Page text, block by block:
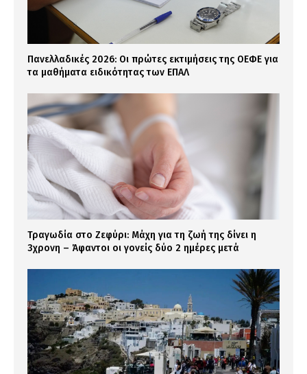
Πανελλαδικές 2026: Οι πρώτες εκτιμήσεις της ΟΕΦΕ για
τα μαθήματα ειδικότητας των ΕΠΑΛ
Τραγωδία στο Ζεφύρι: Μάχη για τη ζωή της δίνει η
3χρονη – Άφαντοι οι γονείς δύο 2 ημέρες μετά